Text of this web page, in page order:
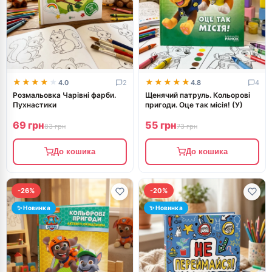
★★★★★
★★★★★ 4.0 2
Розмальовка Чарівні фарби.
Пухнастики
69 грн83 грн
До кошика
★★★★★
★★★★★ 4.8 4
Щенячий патруль. Кольорові
пригоди. Оце так місія! (У)
55 грн73 грн
До кошика
-26%
✨ Новинка
-20%
✨ Новинка